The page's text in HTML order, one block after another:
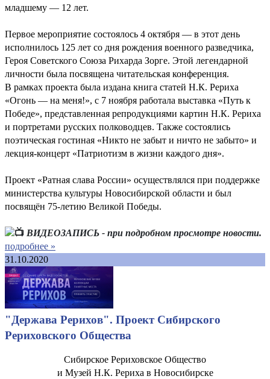
младшему — 12 лет.
Первое мероприятие состоялось 4 октября — в этот день
исполнилось 125 лет со дня рождения военного разведчика,
Героя Советского Союза Рихарда Зорге. Этой легендарной
личности была посвящена читательская конференция.
В рамках проекта была издана книга статей Н.К. Рериха
«Огонь — на меня!», с 7 ноября работала выставка «Путь к
Победе», представленная репродукциями картин Н.К. Рериха
и портретами русских полководцев. Также состоялись
поэтическая гостиная «Никто не забыт и ничто не забыто» и
лекция-концерт «Патриотизм в жизни каждого дня».
Проект «Ратная слава России» осуществлялся при поддержке
министерства культуры Новосибирской области и был
посвящён 75-летию Великой Победы.
ВИДЕОЗАПИСЬ - при подробном просмотре новости.
подробнее »
31.10.2020
"Держава Рерихов". Проект Сибирского
Рериховского Общества
Сибирское Рериховское Общество
и Музей Н.К. Рериха в Новосибирске